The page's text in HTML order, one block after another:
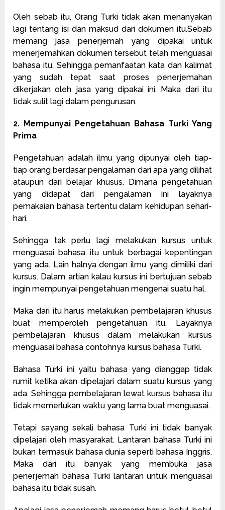
Oleh sebab itu, Orang Turki tidak akan menanyakan
lagi tentang isi dan maksud dari dokumen itu.Sebab
memang jasa penerjemah yang dipakai untuk
menerjemahkan dokumen tersebut telah menguasai
bahasa itu. Sehingga pemanfaatan kata dan kalimat
yang sudah tepat saat proses penerjemahan
dikerjakan oleh jasa yang dipakai ini. Maka dari itu
tidak sulit lagi dalam pengurusan.
2. Mempunyai Pengetahuan Bahasa Turki Yang
Prima
Pengetahuan adalah ilmu yang dipunyai oleh tiap-
tiap orang berdasar pengalaman dari apa yang dilihat
ataupun dari belajar khusus. Dimana pengetahuan
yang didapat dari pengalaman ini layaknya
pemakaian bahasa tertentu dalam kehidupan sehari-
hari.
Sehingga tak perlu lagi melakukan kursus untuk
menguasai bahasa itu untuk berbagai kepentingan
yang ada. Lain halnya dengan ilmu yang dimiliki dari
kursus. Dalam artian kalau kursus ini bertujuan sebab
ingin mempunyai pengetahuan mengenai suatu hal.
Maka dari itu harus melakukan pembelajaran khusus
buat memperoleh pengetahuan itu. Layaknya
pembelajaran khusus dalam melakukan kursus
menguasai bahasa contohnya kursus bahasa Turki.
Bahasa Turki ini yaitu bahasa yang dianggap tidak
rumit ketika akan dipelajari dalam suatu kursus yang
ada. Sehingga pembelajaran lewat kursus bahasa itu
tidak memerlukan waktu yang lama buat menguasai.
Tetapi sayang sekali bahasa Turki ini tidak banyak
dipelajari oleh masyarakat. Lantaran bahasa Turki ini
bukan termasuk bahasa dunia seperti bahasa Inggris.
Maka dari itu banyak yang membuka jasa
penerjemah bahasa Turki lantaran untuk menguasai
bahasa itu tidak susah.